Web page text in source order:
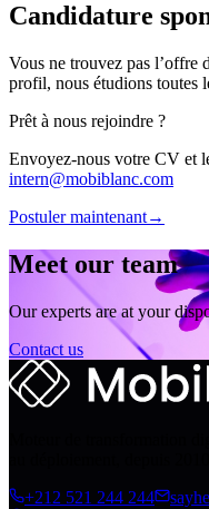
Candidature
Vous ne trouvez pas l’offre
profil, nous étudions toutes
Prêt à nous rejoindre ?
Envoyez-nous votre CV et
intern@mobiblanc.com
Postuler maintenant→
Meet our team
Our experts are at your
Contact us
+212 521 244 244